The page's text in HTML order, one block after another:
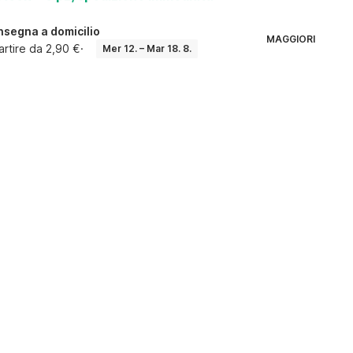
a domicilio
da 2,90 €· Mer 12. – Mar 18. 8.
MAGGIORI